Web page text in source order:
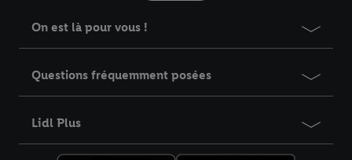
On est là pour vous !
Questions fréquemment posées
Lidl Plus